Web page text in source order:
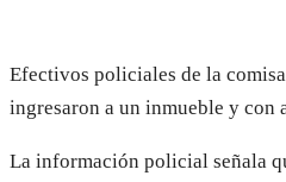
Efectivos policiales de la
ingresaron a un inmueble y con
La información policial señala